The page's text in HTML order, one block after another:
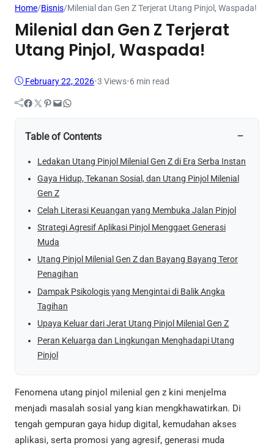
Home/Bisnis/Milenial dan Gen Z Terjerat Utang Pinjol, Waspada!
Milenial dan Gen Z Terjerat
Utang Pinjol, Waspada!
February 22, 2026•3 Views•6 min read
Facebook Twitter Pinterest Mail WhatsApp
Table of Contents −
Ledakan Utang Pinjol Milenial Gen Z di Era Serba Instan
Gaya Hidup, Tekanan Sosial, dan Utang Pinjol Milenial
Gen Z
Celah Literasi Keuangan yang Membuka Jalan Pinjol
Strategi Agresif Aplikasi Pinjol Menggaet Generasi
Muda
Utang Pinjol Milenial Gen Z dan Bayang Bayang Teror
Penagihan
Dampak Psikologis yang Mengintai di Balik Angka
Tagihan
Upaya Keluar dari Jerat Utang Pinjol Milenial Gen Z
Peran Keluarga dan Lingkungan Menghadapi Utang
Pinjol
Fenomena utang pinjol milenial gen z kini menjelma
menjadi masalah sosial yang kian mengkhawatirkan. Di
tengah gempuran gaya hidup digital, kemudahan akses
aplikasi, serta promosi yang agresif, generasi muda